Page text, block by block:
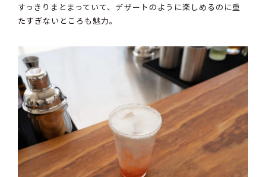
すっきりまとまっていて、デザートのように楽しめるのに重
たすぎないところも魅力。